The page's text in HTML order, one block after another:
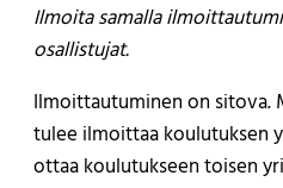
Ilmoita samalla
osallistujat.
Ilmoittautuminen on sitova.
tulee ilmoittaa koulutuksen
ottaa koulutukseen toisen